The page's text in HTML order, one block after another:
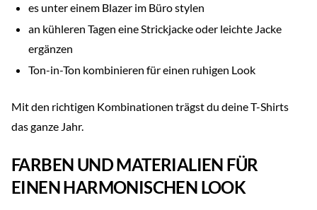
es unter einem Blazer im Büro stylen
an kühleren Tagen eine Strickjacke oder leichte Jacke
ergänzen
Ton-in-Ton kombinieren für einen ruhigen Look
Mit den richtigen Kombinationen trägst du deine T-Shirts
das ganze Jahr.
FARBEN UND MATERIALIEN FÜR
EINEN HARMONISCHEN LOOK